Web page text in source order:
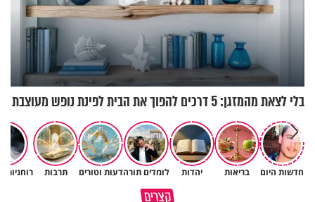
בלי לצאת מהמזגן: 5 דרכים להפוך את הבית לפינת נופש מעוצבת
חדשות היום בריאות יהדות לומדים תורהדעות וטורים תרבות רוחניות
קצריםברכה או קללה? הכל בידים שלנו
איך לשלוט בסיטואציה בצורה